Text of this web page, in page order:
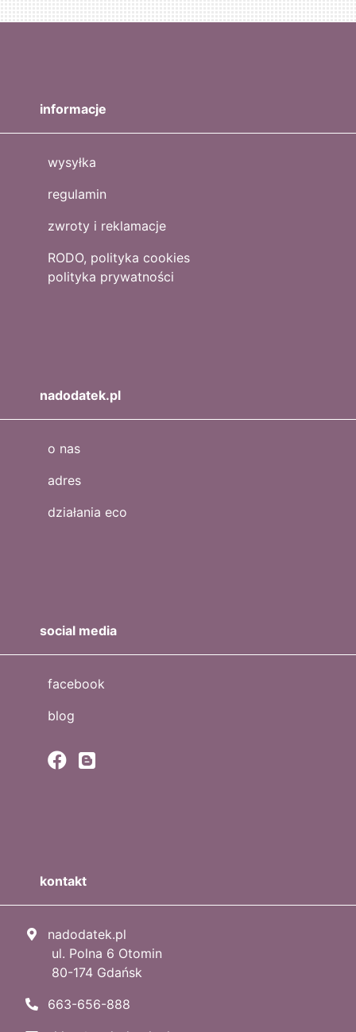
informacje
wysyłka
regulamin
zwroty i reklamacje
RODO, polityka cookies
polityka prywatności
nadodatek.pl
o nas
adres
działania eco
social media
facebook
blog
kontakt
nadodatek.pl
ul. Polna 6 Otomin
80-174 Gdańsk
663-656-888